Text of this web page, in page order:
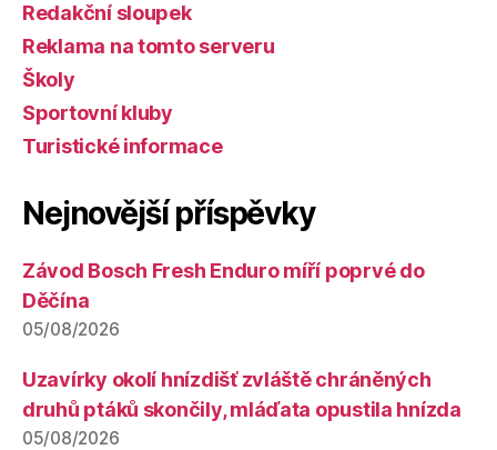
Redakční sloupek
Reklama na tomto serveru
Školy
Sportovní kluby
Turistické informace
Nejnovější příspěvky
Závod Bosch Fresh Enduro míří poprvé do
Děčína
05/08/2026
Uzavírky okolí hnízdišť zvláště chráněných
druhů ptáků skončily, mláďata opustila hnízda
05/08/2026